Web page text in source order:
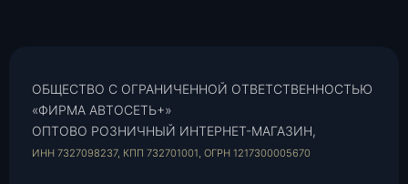
ОБЩЕСТВО С ОГРАНИЧЕННОЙ ОТВЕТСТВЕННОСТЬЮ
«ФИРМА АВТОСЕТЬ+»
ОПТОВО РОЗНИЧНЫЙ ИНТЕРНЕТ-МАГАЗИН,
ИНН 7327098237, КПП 732701001, ОГРН 1217300005670